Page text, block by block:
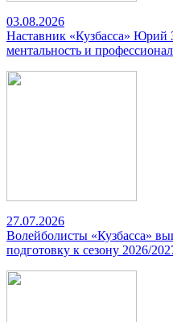
03.08.2026
Наставник «Кузбасса» Юрий
ментальность и
27.07.2026
Волейболисты «Кузбасса»
подготовку к сезону 2026/